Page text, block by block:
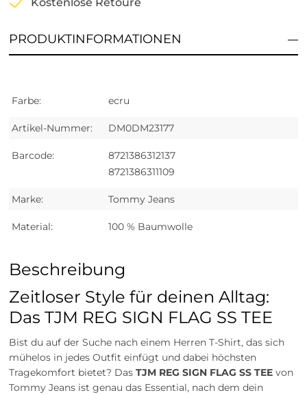
PRODUKTINFORMATIONEN
Farbe: ecru
Artikel-Nummer: DM0DM23177
Barcode:
8721386312137
8721386311109
Marke: Tommy Jeans
Material: 100 % Baumwolle
Beschreibung
Zeitloser Style für deinen Alltag:
Das TJM REG SIGN FLAG SS TEE
Bist du auf der Suche nach einem Herren T-Shirt, das sich
mühelos in jedes Outfit einfügt und dabei höchsten
Tragekomfort bietet? DasTJM REG SIGN FLAG SS TEE von
Tommy Jeans ist genau das Essential, nach dem dein